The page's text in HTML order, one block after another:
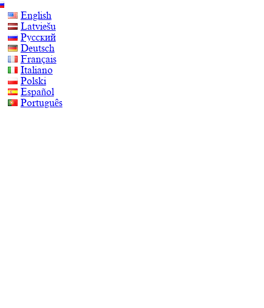
English
Latviešu
Русский
Deutsch
Français
Italiano
Polski
Español
Português